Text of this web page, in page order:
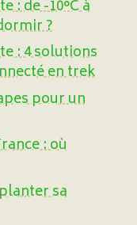
: de -10°C à
?
: 4 solutions
en trek
pour un
: où
sa